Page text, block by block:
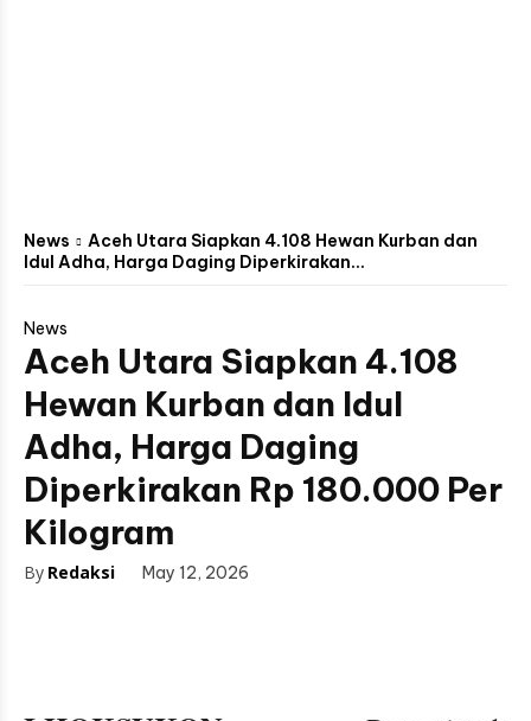
News
Aceh Utara Siapkan 4.108 Hewan Kurban dan
Idul Adha, Harga Daging Diperkirakan...
News
Aceh Utara Siapkan 4.108
Hewan Kurban dan Idul
Adha, Harga Daging
Diperkirakan Rp 180.000 Per
Kilogram
By Redaksi May 12, 2026